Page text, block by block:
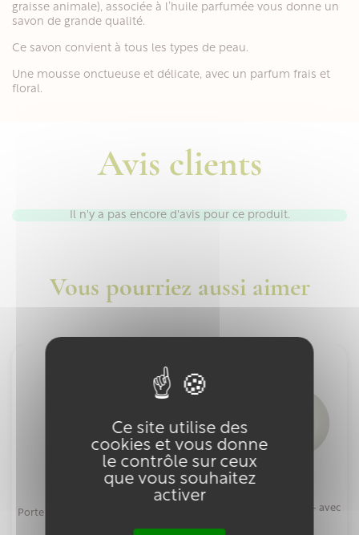
Ce site utilise des
cookies et vous donne
le contrôle sur ceux
que vous souhaitez
activer
graisse animale), associée à l’huile parfumée vous donne un
savon de grande qualité.
Ce savon convient à tous les types de peau.
Une mousse onctueuse et délicate, avec un parfum frais et
floral.
Avis clients
Il n'y a pas encore d'avis pour ce produit.
Vous pourriez aussi aimer
Porte savon aimanté
Shampoing solide 100g - avec